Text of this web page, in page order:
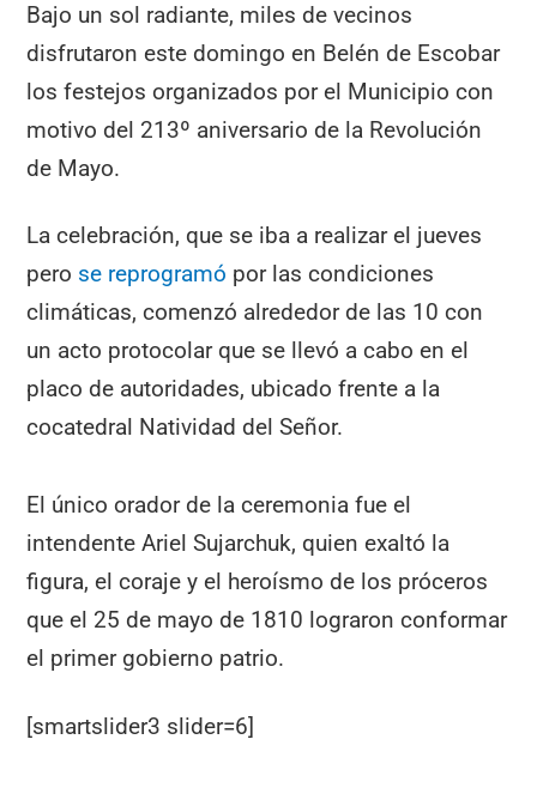
Bajo un sol radiante, miles de vecinos
disfrutaron este domingo en Belén de Escobar
los festejos organizados por el Municipio con
motivo del 213º aniversario de la Revolución
de Mayo.
La celebración, que se iba a realizar el jueves
pero se reprogramó por las condiciones
climáticas, comenzó alrededor de las 10 con
un acto protocolar que se llevó a cabo en el
placo de autoridades, ubicado frente a la
cocatedral Natividad del Señor.
El único orador de la ceremonia fue el
intendente Ariel Sujarchuk, quien exaltó la
figura, el coraje y el heroísmo de los próceros
que el 25 de mayo de 1810 lograron conformar
el primer gobierno patrio.
[smartslider3 slider=6]